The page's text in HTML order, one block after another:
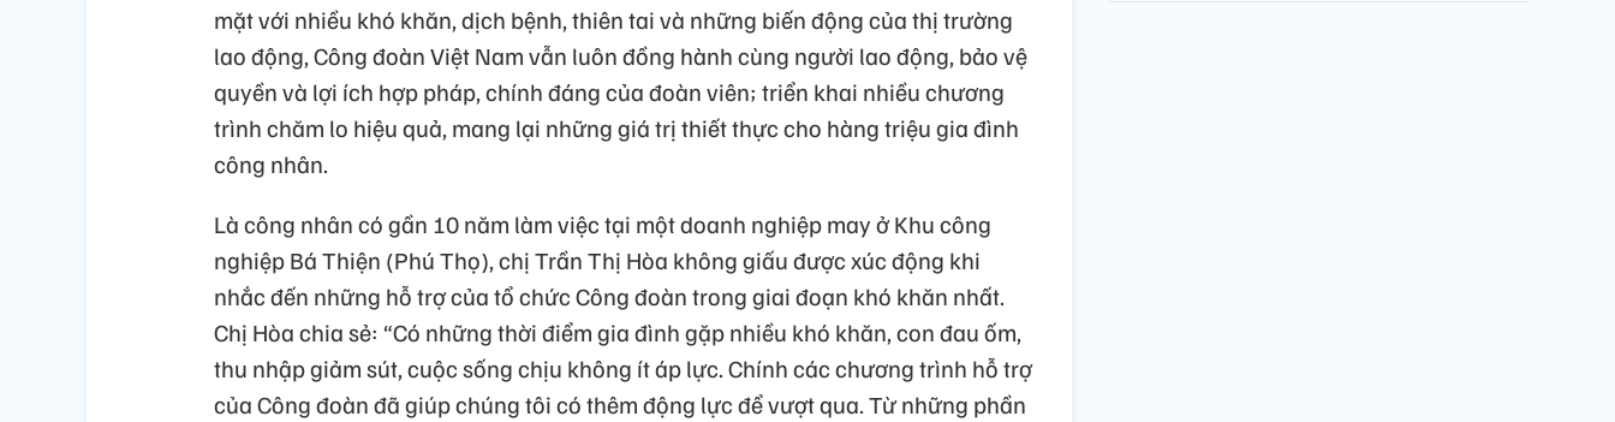
mặt với nhiều khó khăn, dịch bệnh, thiên tai và những biến động của thị trường
lao động, Công đoàn Việt Nam vẫn luôn đồng hành cùng người lao động, bảo vệ
quyền và lợi ích hợp pháp, chính đáng của đoàn viên; triển khai nhiều chương
trình chăm lo hiệu quả, mang lại những giá trị thiết thực cho hàng triệu gia đình
công nhân.
Là công nhân có gần 10 năm làm việc tại một doanh nghiệp may ở Khu công
nghiệp Bá Thiện (Phú Thọ), chị Trần Thị Hòa không giấu được xúc động khi
nhắc đến những hỗ trợ của tổ chức Công đoàn trong giai đoạn khó khăn nhất.
Chị Hòa chia sẻ: “Có những thời điểm gia đình gặp nhiều khó khăn, con đau ốm,
thu nhập giảm sút, cuộc sống chịu không ít áp lực. Chính các chương trình hỗ trợ
của Công đoàn đã giúp chúng tôi có thêm động lực để vượt qua. Từ những phần